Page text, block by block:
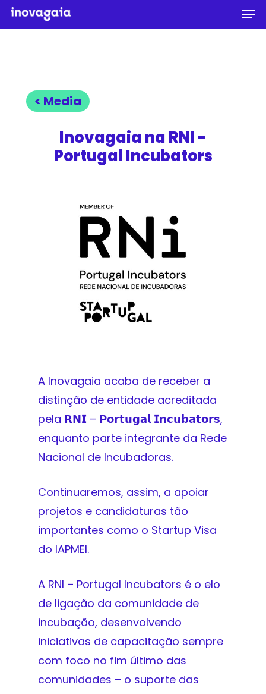
Skip
to
< Media
Inovagaia na RNI -
Portugal Incubators
A Inovagaia acaba de receber a
distinção de entidade acreditada
pela 𝗥𝗡𝗜 – 𝗣𝗼𝗿𝘁𝘂𝗴𝗮𝗹 𝗜𝗻𝗰𝘂𝗯𝗮𝘁𝗼𝗿𝘀,
enquanto parte integrante da Rede
Nacional de Incubadoras.
Continuaremos, assim, a apoiar
projetos e candidaturas tão
importantes como o Startup Visa
do IAPMEI.
A RNI – Portugal Incubators é o elo
de ligação da comunidade de
incubação, desenvolvendo
iniciativas de capacitação sempre
com foco no fim último das
comunidades – o suporte das